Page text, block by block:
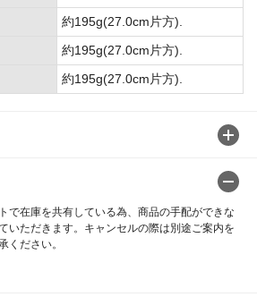
で在庫を共有している為、商品の手配ができな
いただきます。キャンセルの際は別途ご案内を
ください。
約195g(27.0cm片方).
約195g(27.0cm片方).
約195g(27.0cm片方).